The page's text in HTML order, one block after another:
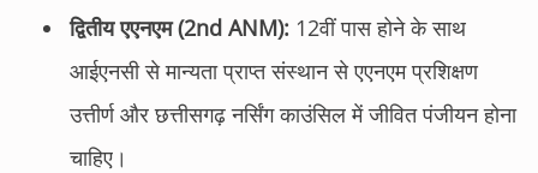
द्वितीय एएनएम (2nd ANM): 12वीं पास होने के साथ
आईएनसी से मान्यता प्राप्त संस्थान से एएनएम प्रशिक्षण
उत्तीर्ण और छत्तीसगढ़ नर्सिंग काउंसिल में जीवित पंजीयन होना
चाहिए।